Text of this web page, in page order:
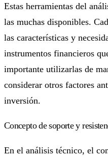
Estas herramientas del
las muchas disponibles.
las características y
instrumentos financieros
importante utilizarlas de
considerar otros factores
inversión.
Concepto de soporte y
En el análisis técnico, el